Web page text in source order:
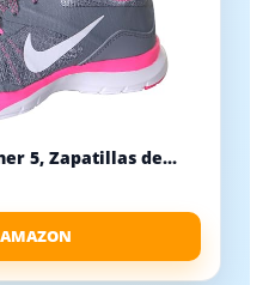
5, Zapatillas de...